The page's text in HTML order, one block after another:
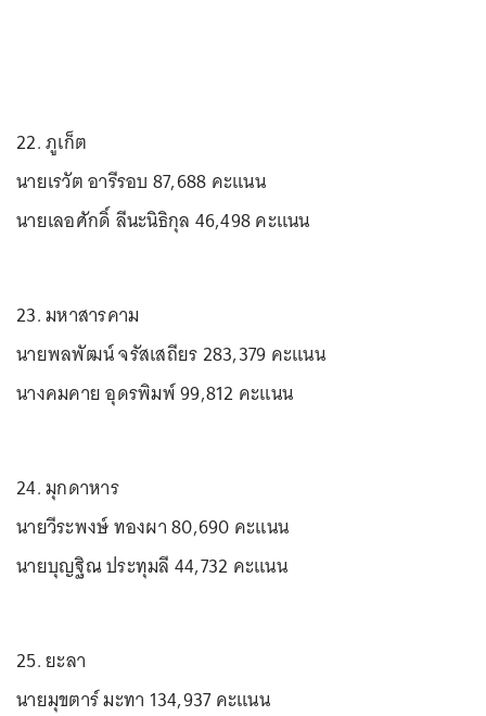
22. ภูเก็ต
นายเรวัต อารีรอบ 87,688 คะแนน
นายเลอศักดิ์ ลีนะนิธิกุล 46,498 คะแนน
23. มหาสารคาม
นายพลพัฒน์ จรัสเสถียร 283,379 คะแนน
นางคมคาย อุดรพิมพ์ 99,812 คะแนน
24. มุกดาหาร
นายวีระพงษ์ ทองผา 80,690 คะแนน
นายบุญฐิณ ประทุมลี 44,732 คะแนน
25. ยะลา
นายมุขตาร์ มะทา 134,937 คะแนน